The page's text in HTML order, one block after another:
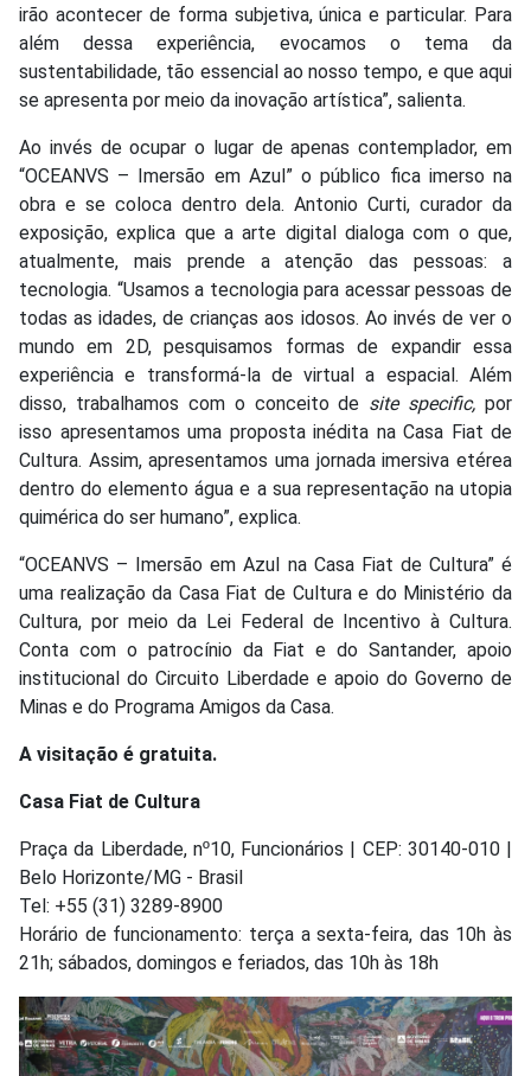
irão acontecer de forma subjetiva, única e particular. Para
além dessa experiência, evocamos o tema da
sustentabilidade, tão essencial ao nosso tempo, e que aqui
se apresenta por meio da inovação artística”, salienta.
Ao invés de ocupar o lugar de apenas contemplador, em
“OCEANVS – Imersão em Azul” o público fica imerso na
obra e se coloca dentro dela. Antonio Curti, curador da
exposição, explica que a arte digital dialoga com o que,
atualmente, mais prende a atenção das pessoas: a
tecnologia. “Usamos a tecnologia para acessar pessoas de
todas as idades, de crianças aos idosos. Ao invés de ver o
mundo em 2D, pesquisamos formas de expandir essa
experiência e transformá-la de virtual a espacial. Além
disso, trabalhamos com o conceito de site specific, por
isso apresentamos uma proposta inédita na Casa Fiat de
Cultura. Assim, apresentamos uma jornada imersiva etérea
dentro do elemento água e a sua representação na utopia
quimérica do ser humano”, explica.
“OCEANVS – Imersão em Azul na Casa Fiat de Cultura” é
uma realização da Casa Fiat de Cultura e do Ministério da
Cultura, por meio da Lei Federal de Incentivo à Cultura.
Conta com o patrocínio da Fiat e do Santander, apoio
institucional do Circuito Liberdade e apoio do Governo de
Minas e do Programa Amigos da Casa.
A visitação é gratuita.
Casa Fiat de Cultura
Praça da Liberdade, nº10, Funcionários | CEP: 30140-010 |
Belo Horizonte/MG - Brasil
Tel: +55 (31) 3289-8900
Horário de funcionamento: terça a sexta-feira, das 10h às
21h; sábados, domingos e feriados, das 10h às 18h